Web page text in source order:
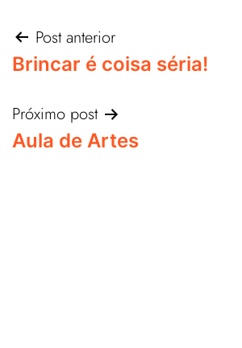
Post anterior
Brincar é coisa séria!
Próximo post
Aula de Artes